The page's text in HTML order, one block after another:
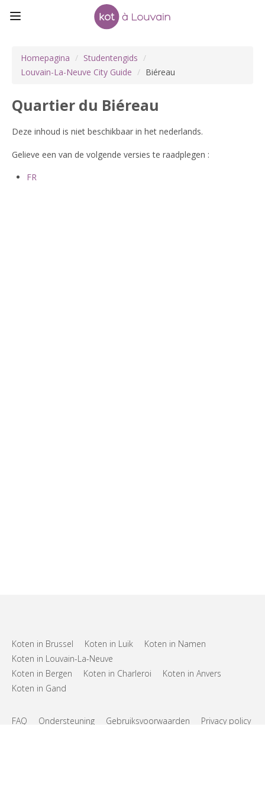
Homepagina / Studentengids /
Louvain-La-Neuve City Guide / Biéreau
Quartier du Biéreau
Deze inhoud is niet beschikbaar in het nederlands.
Gelieve een van de volgende versies te raadplegen :
FR
Koten in Brussel Koten in Luik
Koten in Namen
Koten in Louvain-La-Neuve
Koten in Bergen
Koten in Charleroi
Koten in Anvers
Koten in Gand
FAQ Ondersteuning Gebruiksvoorwaarden Privacy policy